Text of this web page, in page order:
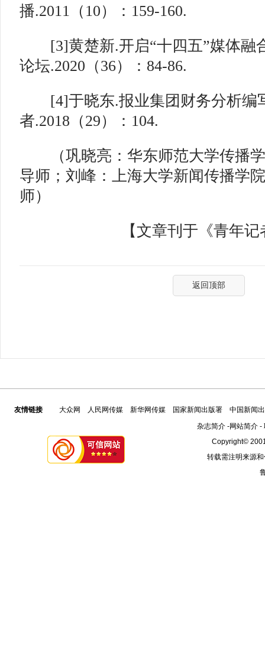
播.2011（10）：159-160.
[3]黄楚新.开启“十四五”媒体融
论坛.2020（36）：84-86.
[4]于晓东.报业集团财务分析编
者.2018（29）：104.
（巩晓亮：华东师范大学传播学
导师；刘峰：上海大学新闻传播学
师）
【文章刊于《青年记
返回顶部
友情链接 大众网 人民网传媒 新华网传媒 国家新闻出版署
中国新闻
杂志简介-网站简介-
Copyright©
转载需注明来源